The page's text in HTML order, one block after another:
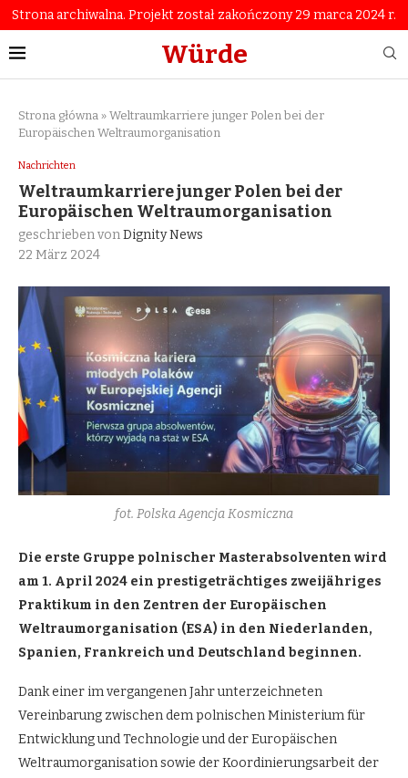
Strona archiwalna. Projekt został zakończony 29 marca 2024 r.
Würde
Strona główna » Weltraumkarriere junger Polen bei der
Europäischen Weltraumorganisation
Nachrichten
Weltraumkarriere junger Polen bei der
Europäischen Weltraumorganisation
geschrieben vonDignity News
22 März 2024
fot. Polska Agencja Kosmiczna
Die erste Gruppe polnischer Masterabsolventen wird
am 1. April 2024 ein prestigeträchtiges zweijähriges
Praktikum in den Zentren der Europäischen
Weltraumorganisation (ESA) in den Niederlanden,
Spanien, Frankreich und Deutschland beginnen.
Dank einer im vergangenen Jahr unterzeichneten
Vereinbarung zwischen dem polnischen Ministerium für
Entwicklung und Technologie und der Europäischen
Weltraumorganisation sowie der Koordinierungsarbeit der